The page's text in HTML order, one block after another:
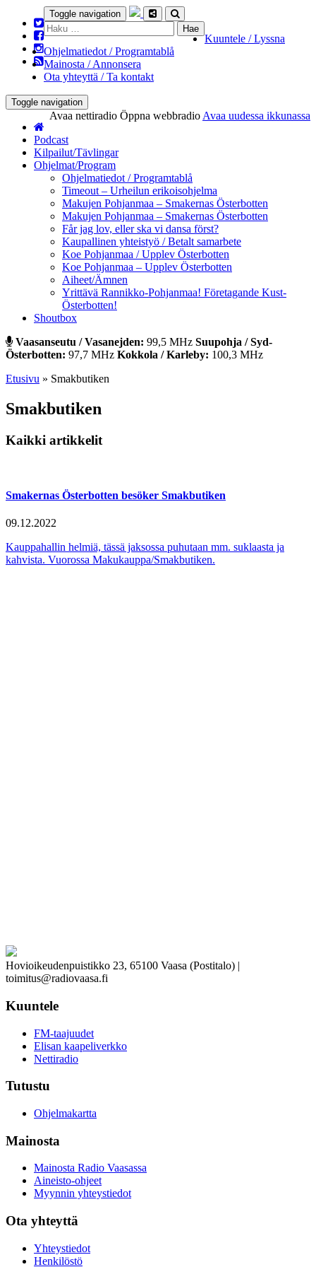
Toggle navigation
Haku:
Kuuntele / Lyssna
Ohjelmatiedot / Programtablå
Mainosta / Annonsera
Ota yhteyttä / Ta kontakt
Toggle navigation
Avaa nettiradio Öppna webbradio Avaa uudessa ikkunassa
Podcast
Kilpailut/Tävlingar
Ohjelmat/Program
Ohjelmatiedot / Programtablå
Timeout – Urheilun erikoisohjelma
Makujen Pohjanmaa – Smakernas Österbotten
Makujen Pohjanmaa – Smakernas Österbotten
Får jag lov, eller ska vi dansa först?
Kaupallinen yhteistyö / Betalt samarbete
Koe Pohjanmaa / Upplev Österbotten
Koe Pohjanmaa – Upplev Österbotten
Aiheet/Ämnen
Yrittävä Rannikko-Pohjanmaa! Företagande Kust-
Österbotten!
Shoutbox
Vaasanseutu / Vasanejden: 99,5 MHz Suupohja / Syd-
Österbotten: 97,7 MHz Kokkola / Karleby: 100,3 MHz
Etusivu » Smakbutiken
Smakbutiken
Kaikki artikkelit
Smakernas Österbotten besöker Smakbutiken
09.12.2022
Kauppahallin helmiä, tässä jaksossa puhutaan mm. suklaasta ja
kahvista. Vuorossa Makukauppa/Smakbutiken.
Hovioikeudenpuistikko 23, 65100 Vaasa (Postitalo) |
toimitus@radiovaasa.fi
Kuuntele
FM-taajuudet
Elisan kaapeliverkko
Nettiradio
Tutustu
Ohjelmakartta
Mainosta
Mainosta Radio Vaasassa
Aineisto-ohjeet
Myynnin yhteystiedot
Ota yhteyttä
Yhteystiedot
Henkilöstö